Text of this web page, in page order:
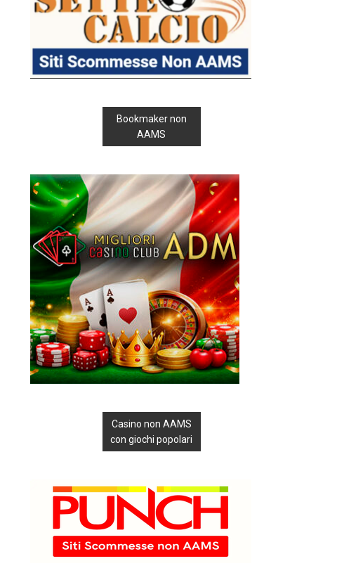
Bookmaker non
AAMS
Casino non AAMS
con giochi popolari